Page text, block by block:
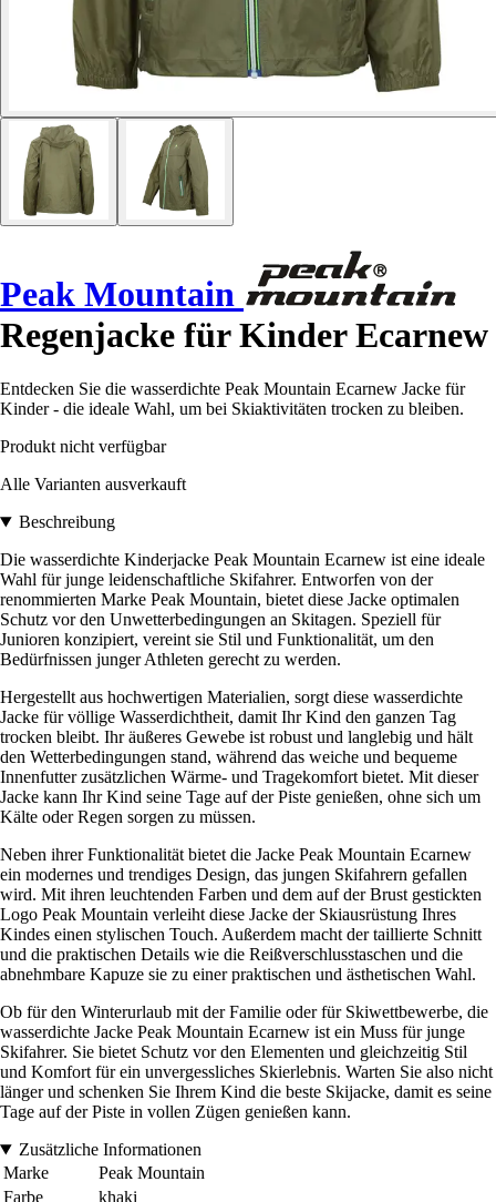
Peak Mountain
Regenjacke für Kinder Ecarnew
Entdecken Sie die wasserdichte Peak Mountain Ecarnew Jacke für
Kinder - die ideale Wahl, um bei Skiaktivitäten trocken zu bleiben.
Produkt nicht verfügbar
Alle Varianten ausverkauft
Beschreibung
Die wasserdichte Kinderjacke Peak Mountain Ecarnew ist eine ideale
Wahl für junge leidenschaftliche Skifahrer. Entworfen von der
renommierten Marke Peak Mountain, bietet diese Jacke optimalen
Schutz vor den Unwetterbedingungen an Skitagen. Speziell für
Junioren konzipiert, vereint sie Stil und Funktionalität, um den
Bedürfnissen junger Athleten gerecht zu werden.
Hergestellt aus hochwertigen Materialien, sorgt diese wasserdichte
Jacke für völlige Wasserdichtheit, damit Ihr Kind den ganzen Tag
trocken bleibt. Ihr äußeres Gewebe ist robust und langlebig und hält
den Wetterbedingungen stand, während das weiche und bequeme
Innenfutter zusätzlichen Wärme- und Tragekomfort bietet. Mit dieser
Jacke kann Ihr Kind seine Tage auf der Piste genießen, ohne sich um
Kälte oder Regen sorgen zu müssen.
Neben ihrer Funktionalität bietet die Jacke Peak Mountain Ecarnew
ein modernes und trendiges Design, das jungen Skifahrern gefallen
wird. Mit ihren leuchtenden Farben und dem auf der Brust gestickten
Logo Peak Mountain verleiht diese Jacke der Skiausrüstung Ihres
Kindes einen stylischen Touch. Außerdem macht der taillierte Schnitt
und die praktischen Details wie die Reißverschlusstaschen und die
abnehmbare Kapuze sie zu einer praktischen und ästhetischen Wahl.
Ob für den Winterurlaub mit der Familie oder für Skiwettbewerbe, die
wasserdichte Jacke Peak Mountain Ecarnew ist ein Muss für junge
Skifahrer. Sie bietet Schutz vor den Elementen und gleichzeitig Stil
und Komfort für ein unvergessliches Skierlebnis. Warten Sie also nicht
länger und schenken Sie Ihrem Kind die beste Skijacke, damit es seine
Tage auf der Piste in vollen Zügen genießen kann.
Zusätzliche Informationen
Marke
Peak Mountain
Farbe
khaki